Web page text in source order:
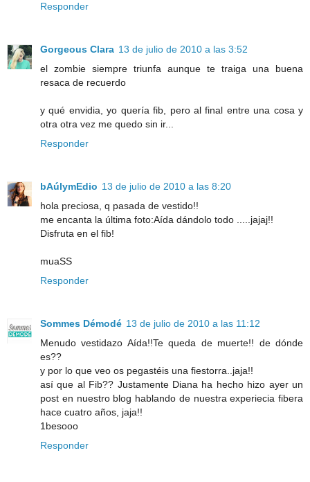
Responder
Gorgeous Clara 13 de julio de 2010 a las 3:52
el zombie siempre triunfa aunque te traiga una buena
resaca de recuerdo
y qué envidia, yo quería fib, pero al final entre una cosa y
otra otra vez me quedo sin ir...
Responder
bAúlymEdio 13 de julio de 2010 a las 8:20
hola preciosa, q pasada de vestido!!
me encanta la última foto:Aída dándolo todo .....jajaj!!
Disfruta en el fib!
muaSS
Responder
Sommes Démodé 13 de julio de 2010 a las 11:12
Menudo vestidazo Aída!!Te queda de muerte!! de dónde
es??
y por lo que veo os pegastéis una fiestorra..jaja!!
así que al Fib?? Justamente Diana ha hecho hizo ayer un
post en nuestro blog hablando de nuestra experiecia fibera
hace cuatro años, jaja!!
1besooo
Responder